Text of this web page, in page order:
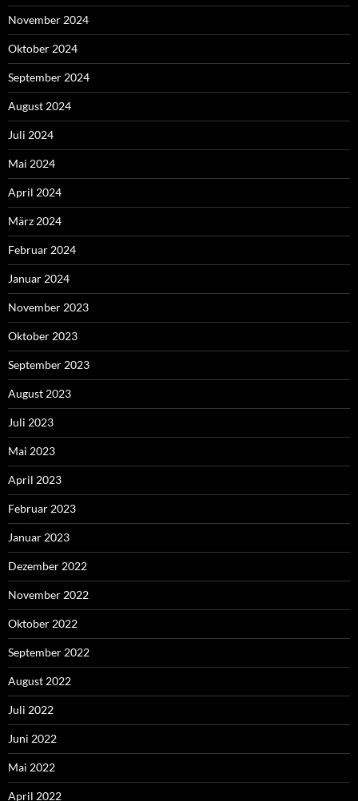
November 2024
Oktober 2024
September 2024
August 2024
Juli 2024
Mai 2024
April 2024
März 2024
Februar 2024
Januar 2024
November 2023
Oktober 2023
September 2023
August 2023
Juli 2023
Mai 2023
April 2023
Februar 2023
Januar 2023
Dezember 2022
November 2022
Oktober 2022
September 2022
August 2022
Juli 2022
Juni 2022
Mai 2022
April 2022